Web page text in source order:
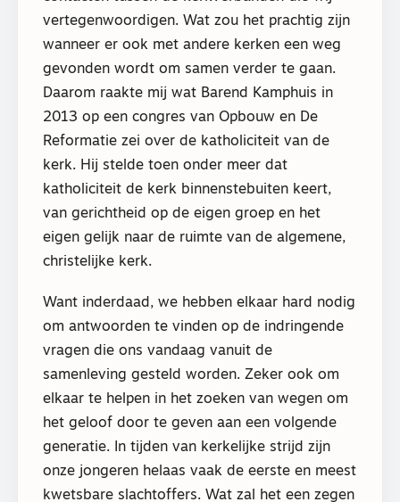
vertegenwoordigen. Wat zou het prachtig zijn
wanneer er ook met andere kerken een weg
gevonden wordt om samen verder te gaan.
Daarom raakte mij wat Barend Kamphuis in
2013 op een congres van Opbouw en De
Reformatie zei over de katholiciteit van de
kerk. Hij stelde toen onder meer dat
katholiciteit de kerk binnenstebuiten keert,
van gerichtheid op de eigen groep en het
eigen gelijk naar de ruimte van de algemene,
christelijke kerk.
Want inderdaad, we hebben elkaar hard nodig
om antwoorden te vinden op de indringende
vragen die ons vandaag vanuit de
samenleving gesteld worden. Zeker ook om
elkaar te helpen in het zoeken van wegen om
het geloof door te geven aan een volgende
generatie. In tijden van kerkelijke strijd zijn
onze jongeren helaas vaak de eerste en meest
kwetsbare slachtoffers. Wat zal het een zegen